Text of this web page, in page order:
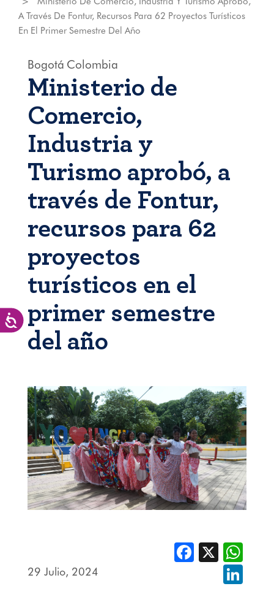
Accesibilidad
A Través De Fontur, Recursos Para 62 Proyectos Turísticos
En El Primer Semestre Del Año
Bogotá Colombia
Ministerio de
Comercio,
Industria y
Turismo aprobó, a
través de Fontur,
recursos para 62
proyectos
turísticos en el
primer semestre
del año
29 Julio, 2024
Facebook
X